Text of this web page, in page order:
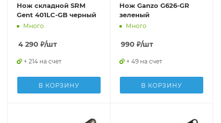
Нож складной SRM
Gent 401LC-GB черный
Много
4 290 ₽/шт
+ 214 на счет
В КОРЗИНУ
Нож Ganzo G626-GR
зеленый
Много
990 ₽/шт
+ 49 на счет
В КОРЗИНУ